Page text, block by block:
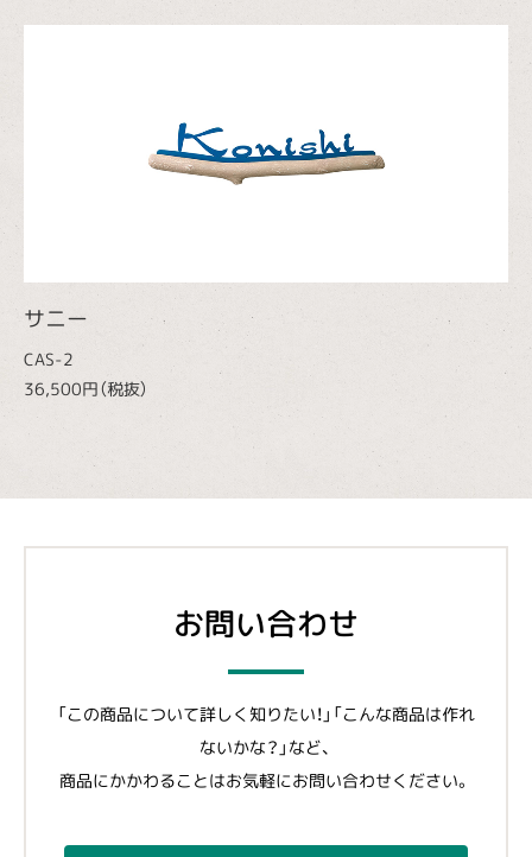
サニー
CAS-2
36,500円（税抜）
お問い合わせ
「この商品について詳しく知りたい！」「こんな商品は作れ
ないかな？」など、
商品にかかわることはお気軽にお問い合わせください。